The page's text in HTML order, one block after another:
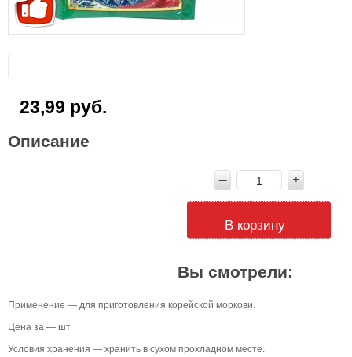
23,99 руб.
Описание
В корзину
Вы смотрели:
Применение — для приготовления корейской моркови.
Цена за — шт
Условия хранения — хранить в сухом прохладном месте.